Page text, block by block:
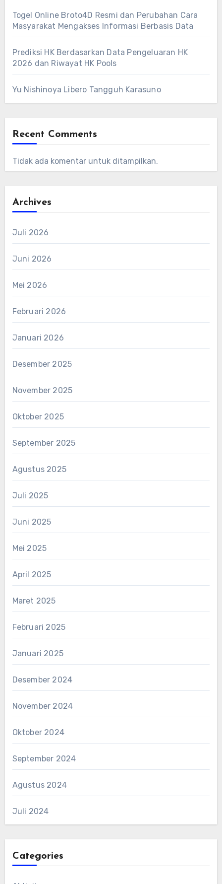
Togel Online Broto4D Resmi dan Perubahan Cara
Masyarakat Mengakses Informasi Berbasis Data
Prediksi HK Berdasarkan Data Pengeluaran HK
2026 dan Riwayat HK Pools
Yu Nishinoya Libero Tangguh Karasuno
Recent Comments
Tidak ada komentar untuk ditampilkan.
Archives
Juli 2026
Juni 2026
Mei 2026
Februari 2026
Januari 2026
Desember 2025
November 2025
Oktober 2025
September 2025
Agustus 2025
Juli 2025
Juni 2025
Mei 2025
April 2025
Maret 2025
Februari 2025
Januari 2025
Desember 2024
November 2024
Oktober 2024
September 2024
Agustus 2024
Juli 2024
Categories